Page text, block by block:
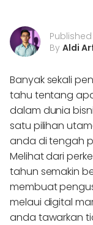
By Aldi
Banyak sekali
tahu tentang
dalam dunia
satu pilihan
anda di tengah
Melihat dari
tahun semakin
membuat
melaui digital
anda tawarkan